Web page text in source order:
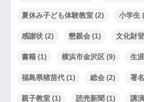
夏休み子ども体験教室(2) 小学生
感謝状(2) 懇親会(1) 文化財
書籍(1) 横浜市金沢区(9) 生
福島県猪苗代(1) 総会(2) 署名
親子教室(1) 読売新聞 (1) 講演